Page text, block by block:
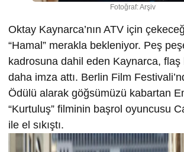
Fotoğraf: Arşiv
Oktay Kaynarca’nın ATV için
“Hamal” merakla bekleniyor. Peş
kadrosuna dahil eden Kaynarca, flaş
daha imza attı. Berlin Film
Ödülü alarak göğsümüzü kabartan
“Kurtuluş” filminin başrol oyuncusu
ile el sıkıştı.